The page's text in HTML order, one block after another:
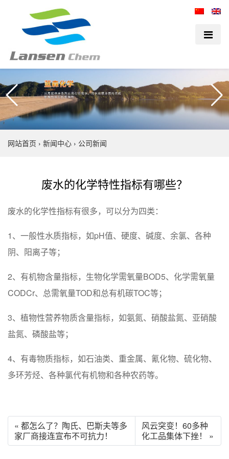
网站首页 › 新闻中心 › 公司新闻
废水的化学特性指标有哪些？
废水的化学性指标有很多，可以分为四类：
1、一般性水质指标，如pH值、硬度、碱度、余氯、各种
阴、阳离子等；
2、有机物含量指标，生物化学需氧量BOD5、化学需氧量
CODCr、总需氧量TOD和总有机碳TOC等；
3、植物性营养物质含量指标，如氨氮、硝酸盐氮、亚硝酸
盐氮、磷酸盐等；
4、有毒物质指标，如石油类、重金属、氰化物、硫化物、
多环芳烃、各种氯代有机物和各种农药等。
« 都怎么了？陶氏、巴斯夫等多
家厂商接连宣布不可抗力！
风云突变！60多种
化工品集体下挫！ »